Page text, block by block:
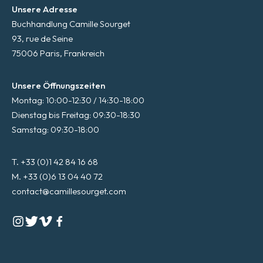
Unsere Adresse
Buchhandlung Camille Sourget
93, rue de Seine
75006 Paris, Frankreich
Unsere Öffnungszeiten
Montag: 10:00-12:30 / 14:30-18:00
Dienstag bis Freitag: 09:30-18:30
Samstag: 09:30-18:00
T. +33 (0)1 42 84 16 68
M. +33 (0)6 13 04 40 72
contact@camillesourget.com